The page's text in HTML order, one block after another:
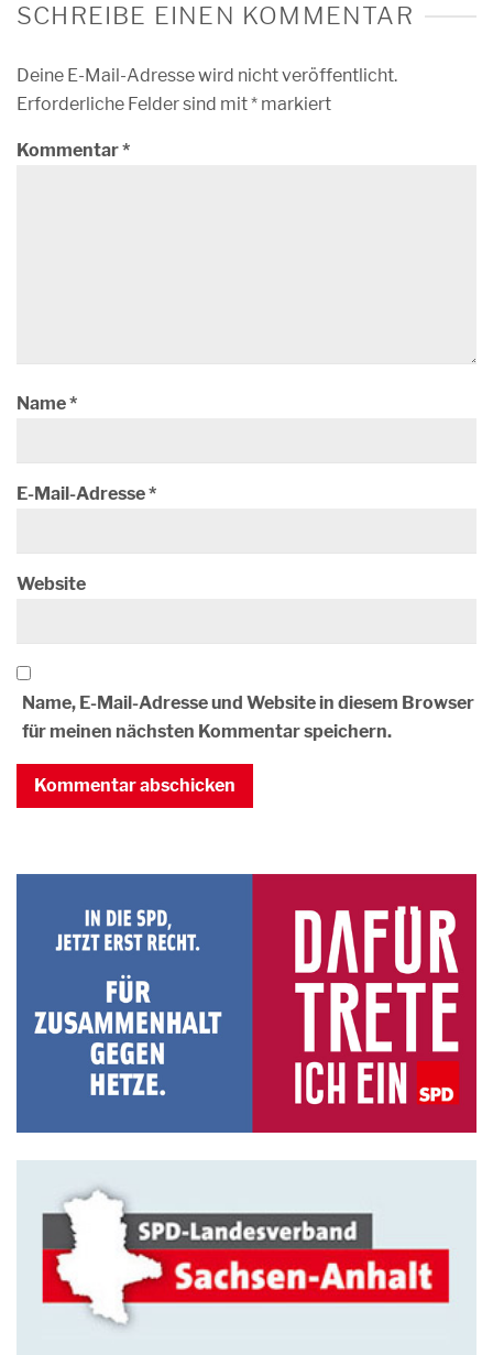
SCHREIBE EINEN KOMMENTAR
Deine E-Mail-Adresse wird nicht veröffentlicht.
Erforderliche Felder sind mit* markiert
Kommentar*
Name*
E-Mail-Adresse*
Website
Name, E-Mail-Adresse und Website in diesem Browser
für meinen nächsten Kommentar speichern.